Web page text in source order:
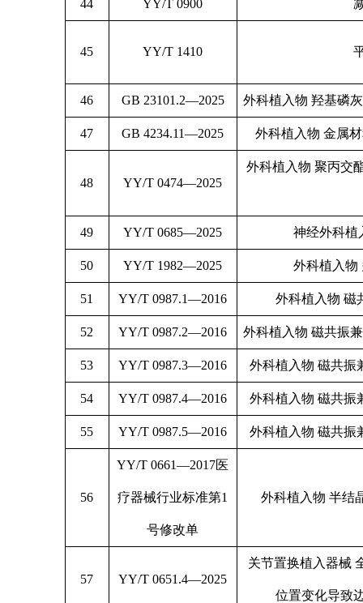
44 YY/T 0900
45 YY/T 1410
46 GB 23101.2—2025 外科植入物 羟基磷
47 GB 4234.11—2025 外科植入物 金属
48 YY/T 0474—2025
外科植入物 聚丙交
49 YY/T 0685—2025 神经外科植
50 YY/T 1982—2025 外科植入物
51 YY/T 0987.1—2016 外科植入物 磁
52 YY/T 0987.2—2016 外科植入物 磁共振
53 YY/T 0987.3—2016 外科植入物 磁共振
54 YY/T 0987.4—2016 外科植入物 磁共振
55 YY/T 0987.5—2016 外科植入物 磁共振
56
YY/T 0661—2017医
疗器械行业标准第1
号修改单
外科植入物 半结
57 YY/T 0651.4—2025
关节置换植入器械
位置变化导致